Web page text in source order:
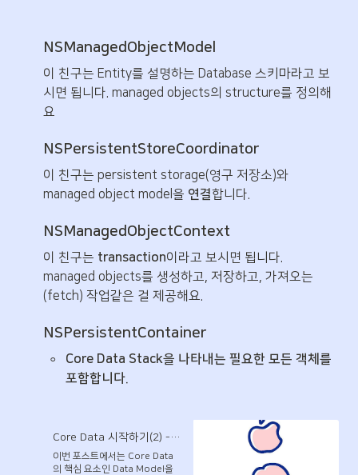
NSManagedObjectModel
이 친구는 Entity를 설명하는 Database 스키마라고 보
시면 됩니다. managed objects의 structure를 정의해
요
NSPersistentStoreCoordinator
이 친구는 persistent storage(영구 저장소)와
managed object model을 연결합니다.
NSManagedObjectContext
이 친구는 transaction이라고 보시면 됩니다.
managed objects를 생성하고, 저장하고, 가져오는
(fetch) 작업같은 걸 제공해요.
NSPersistentContainer
◦
Core Data Stack을 나타내는 필요한 모든 객체를
포함합니다.
Core Data 시작하기(2) - Data Model 만들기(1) - entity만들기
이번 포스트에서는 Core Data
의 핵심 요소인 Data Model을